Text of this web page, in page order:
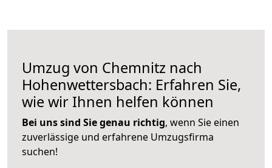
Umzug von Chemnitz nach
Hohenwettersbach: Erfahren Sie,
wie wir Ihnen helfen können
Bei uns sind Sie genau richtig, wenn Sie einen
zuverlässige und erfahrene Umzugsfirma
suchen!